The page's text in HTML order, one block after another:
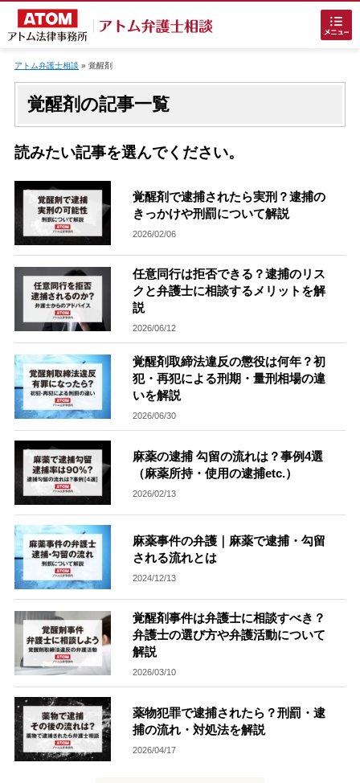
ホームに戻る
刑事事件でお困りの方
刑事事件の無料相談
接見・面会を弁護士に依頼
刑事事件を示談で解決したい
アトムについて知りたい方
弁護士紹介
弁護士費用
アクセス
解決実績
ご依頼者からのお手紙
無料相談の口コミ評判
アトム弁護士相談 » 覚醒剤
覚醒剤の記事一覧
読みたい記事を選んでください。
覚醒剤で逮捕されたら実刑？逮捕の
きっかけや刑罰について解説
2026/02/06
任意同行は拒否できる？逮捕のリス
クと弁護士に相談するメリットを解
説
2026/06/12
覚醒剤取締法違反の懲役は何年？初
犯・再犯による刑期・量刑相場の違
いを解説
2026/06/30
麻薬の逮捕 勾留の流れは？事例4選
（麻薬所持・使用の逮捕etc.）
2026/02/13
麻薬事件の弁護｜麻薬で逮捕・勾留
される流れとは
2024/12/13
覚醒剤事件は弁護士に相談すべき？
弁護士の選び方や弁護活動について
解説
2026/03/10
薬物犯罪で逮捕されたら？刑罰・逮
捕の流れ・対処法を解説
2026/04/17